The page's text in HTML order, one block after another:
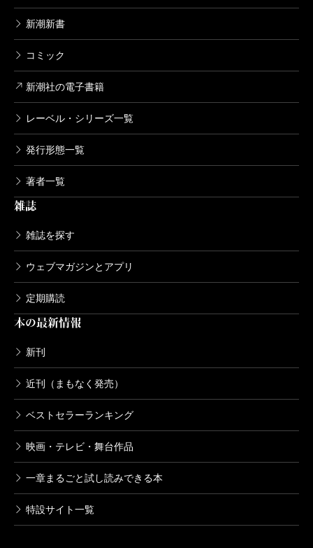
新潮新書
コミック
新潮社の電子書籍
レーベル・シリーズ一覧
発行形態一覧
著者一覧
雑誌
雑誌を探す
ウェブマガジンとアプリ
定期購読
本の最新情報
新刊
近刊（まもなく発売）
ベストセラーランキング
映画・テレビ・舞台作品
一章まるごと試し読みできる本
特設サイト一覧